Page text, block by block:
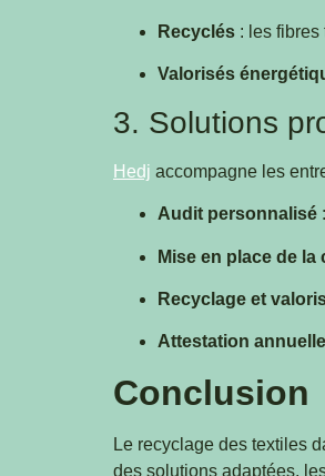
Recyclés : les fibres
Valorisés
3. Solutions
Hedj accompagne les
Audit personnalisé
Mise en place de la
Recyclage et
Attestation annuelle
Conclusion
Le recyclage des textiles
des solutions adaptées,